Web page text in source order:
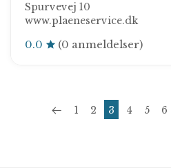
Spurvevej 10
www.plaeneservice.dk
0.0 (0 anmeldelser)
1 2 3 4 5 6